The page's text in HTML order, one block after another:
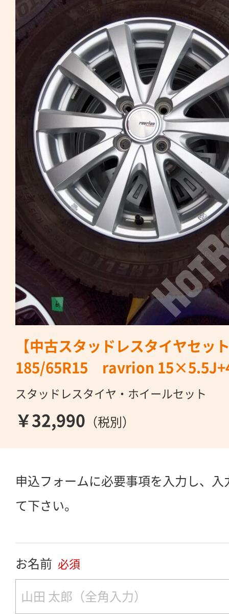
【中古スタッドレスタイヤセッ
185/65R15 ravrion
スタッドレスタイヤ・ホイールセット
￥32,990 （税別）
申込フォームに必要事項を入力し、
て下さい。
お名前 必須